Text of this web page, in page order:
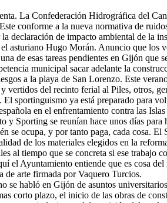
La Confederación Hidrográfica del
conforme a la nueva normativa de
declaración de impacto ambiental de la
asturiano Hugo Morán. Anuncio que los
de esas tareas pendientes en Gijón que
municipal sacar adelante la
a la playa de San Lorenzo. Este
vertidos del recinto ferial al Piles, otros,
sportinguismo ya está preparado para
en el enfrentamiento contra las
Sporting se reunían hace unos días para
se ocupa, y por tanto paga, cada cosa. El
de los materiales elegidos en la
al tiempo que se concreta si ese trabajo
el Ayuntamiento entiende que es cosa
de arte firmada por Vaquero Turcios.
habló en Gijón de asuntos
corto plazo, el inicio de las obras de